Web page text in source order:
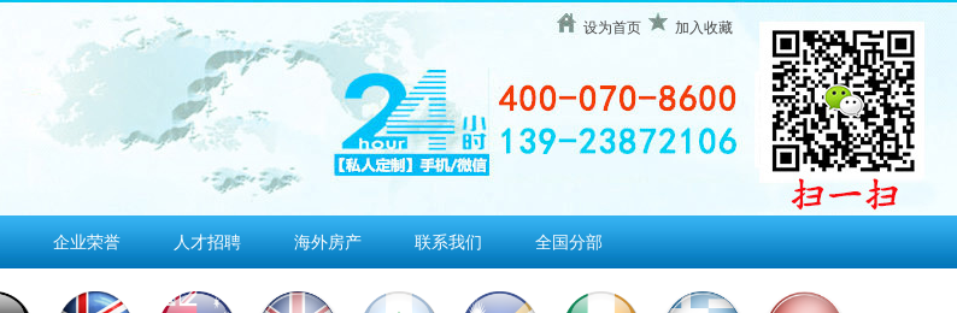
设为首页 加入收藏
企业荣誉 人才招聘 海外房产 联系我们 全国分部